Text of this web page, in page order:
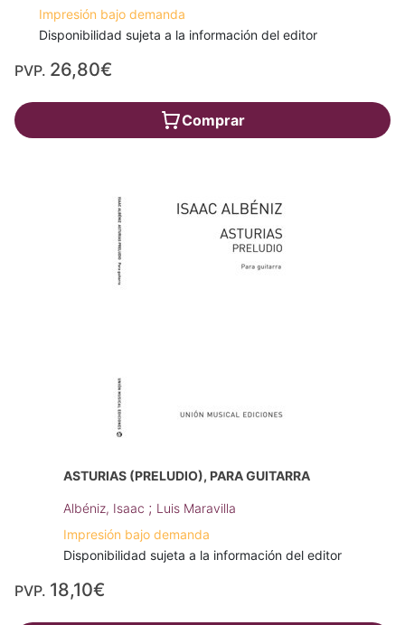
Impresión bajo demanda
Disponibilidad sujeta a la información del editor
PVP. 26,80€
Comprar
ASTURIAS (PRELUDIO), PARA GUITARRA
Albéniz, Isaac ; Luis Maravilla
Impresión bajo demanda
Disponibilidad sujeta a la información del editor
PVP. 18,10€